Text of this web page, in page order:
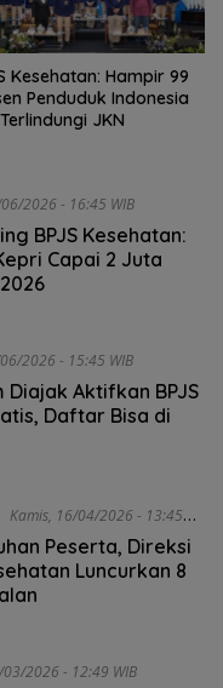
Kesehatan: Hampir 99
Penduduk Indonesia
JKN
Kamis, 18/06/2026 - 16:45 WIB
BPJS Kesehatan:
Capai 2 Juta
Sabtu, 13/06/2026 - 15:45 WIB
Aktifkan BPJS
Daftar Bisa di
Kamis, 16/04/2026 - 13:45
Peserta, Direksi
Luncurkan 8
Selasa, 10/03/2026 - 12:49 WIB